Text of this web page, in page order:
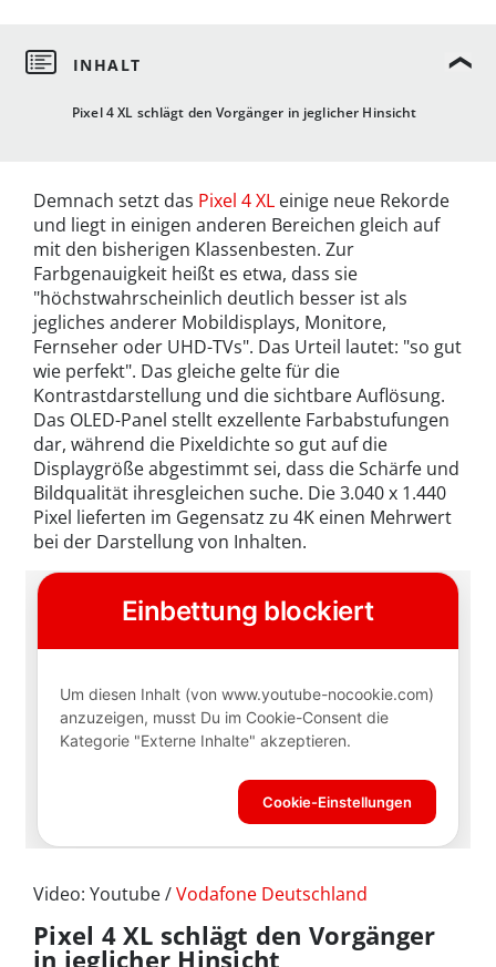
Pixel 4 XL schlägt den Vorgänger in jeglicher Hinsicht
Demnach setzt das Pixel 4 XL einige neue Rekorde
und liegt in einigen anderen Bereichen gleich auf
mit den bisherigen Klassenbesten. Zur
Farbgenauigkeit heißt es etwa, dass sie
"höchstwahrscheinlich deutlich besser ist als
jegliches anderer Mobildisplays, Monitore,
Fernseher oder UHD-TVs". Das Urteil lautet: "so gut
wie perfekt". Das gleiche gelte für die
Kontrastdarstellung und die sichtbare Auflösung.
Das OLED-Panel stellt exzellente Farbabstufungen
dar, während die Pixeldichte so gut auf die
Displaygröße abgestimmt sei, dass die Schärfe und
Bildqualität ihresgleichen suche. Die 3.040 x 1.440
Pixel lieferten im Gegensatz zu 4K einen Mehrwert
bei der Darstellung von Inhalten.
Video: Youtube /Vodafone Deutschland
Pixel 4 XL schlägt den Vorgänger
in jeglicher Hinsicht